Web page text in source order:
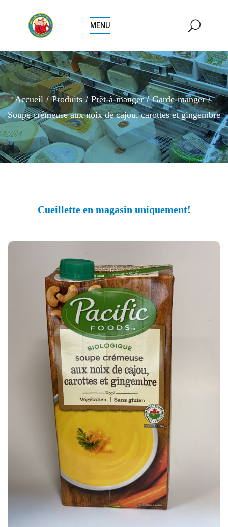
MENU
Accueil Produits Prêt-à-manger
Garde-manger
Soupe crémeuse aux noix de cajou, carottes et gingembre
Cueillette en magasin uniquement!